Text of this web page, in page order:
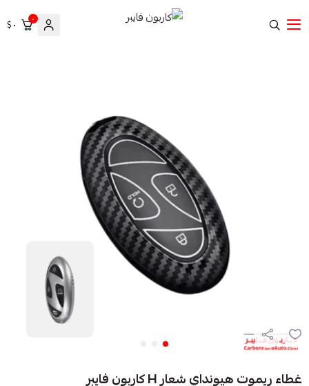
٠ ٠ $
غطاء ريموت هيونداي شعار H كاربون فايبر